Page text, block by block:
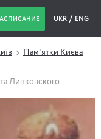
UKR ENG
Пам'ятки Києва
Липковского